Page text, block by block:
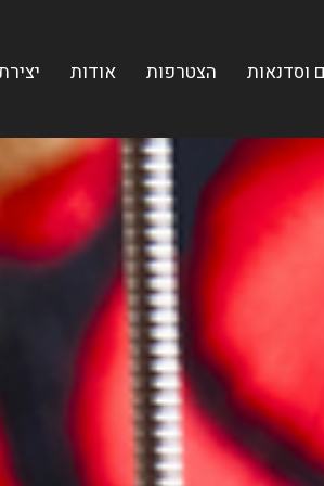
אודות הצטרפות וסדנאות